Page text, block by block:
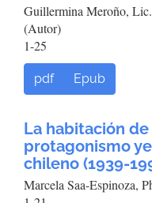
Guillermina Meroño,
(Autor)
1-25
pdf Epub
La habitación de
protagonismo
chileno (1939-
Marcela Saa-Espinoza,